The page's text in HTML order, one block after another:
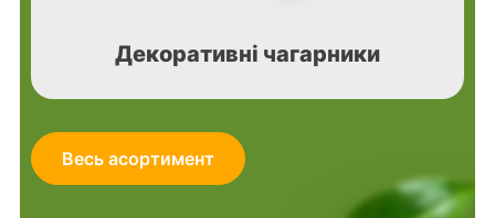
Декоративні чагарники
Весь асортимент